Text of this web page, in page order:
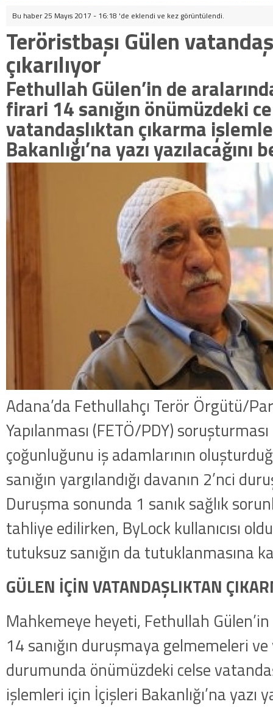
Bu haber 25 Mayıs 2017 - 16:18 'de eklendi ve kez görüntülendi.
Teröristbaşı Gülen
çıkarılıyor
Fethullah Gülen’in de
firari 14 sanığın önümüzdeki
vatandaşlıktan çıkarma
Bakanlığı’na yazı
Adana’da Fethullahçı Terör Örgütü/
Yapılanması (FETÖ/PDY)
çoğunluğunu iş adamlarının
sanığın yargılandığı davanın 2’nci
Duruşma sonunda 1 sanık sağlık
tahliye edilirken, ByLock kullanıcısı
tutuksuz sanığın da tutuklanmasına
GÜLEN İÇİN VATANDAŞLIKTAN
Mahkemeye heyeti, Fethullah
14 sanığın duruşmaya gelmemeleri
durumunda önümüzdeki celse
işlemleri için İçişleri Bakanlığı’na yazı